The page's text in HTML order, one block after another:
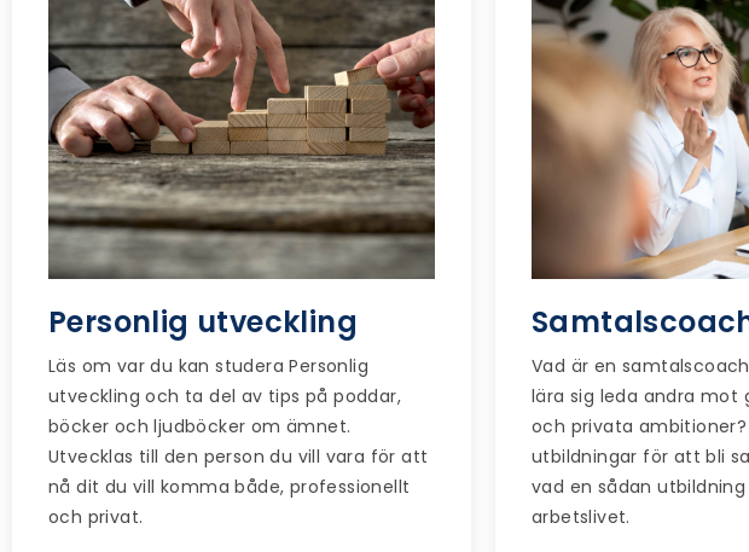
Personlig utveckling
Läs om var du kan studera Personlig
utveckling och ta del av tips på poddar,
böcker och ljudböcker om ämnet.
Utvecklas till den person du vill vara för att
nå dit du vill komma både, professionellt
och privat.
Vad är en
lära sig leda andra mot
och privata ambitioner?
utbildningar för att bli
vad en sådan
arbetslivet.